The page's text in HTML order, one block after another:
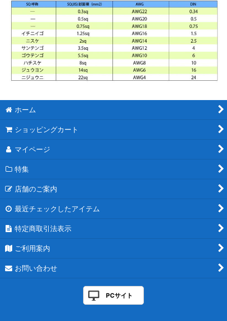
ホーム
ショッピングカート
マイページ
特集
店舗のご案内
最近チェックしたアイテム
特定商取引法表示
ご利用案内
お問い合わせ
PCサイト